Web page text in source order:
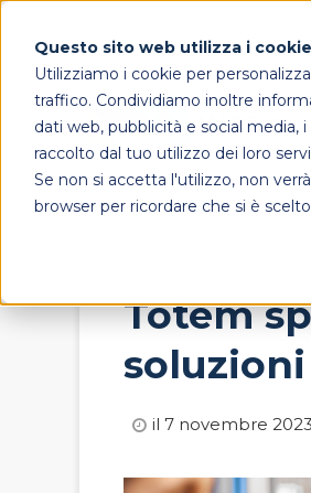
Questo sito web utilizza i cookie
Utilizziamo i cookie per
traffico. Condividiamo inoltre
dati web, pubblicità e social
raccolto dal tuo utilizzo dei loro
Se non si accetta l'utilizzo, non
browser per ricordare che si è
Totem
il 7 novembre 2023